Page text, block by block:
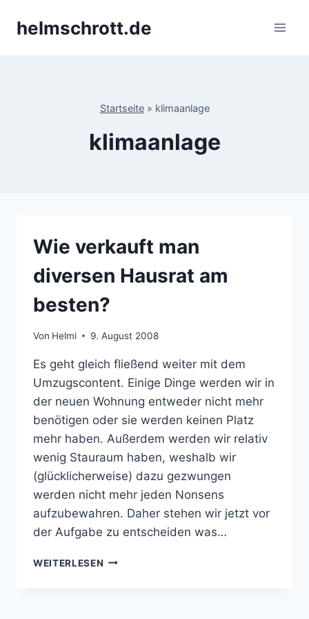
Inhalthelmschrott.de
Startseite» klimaanlage
klimaanlage
Wie verkauft man
diversen Hausrat am
besten?
Von Helmi 9. August 2008
Es geht gleich fließend weiter mit dem
Umzugscontent. Einige Dinge werden wir in
der neuen Wohnung entweder nicht mehr
benötigen oder sie werden keinen Platz
mehr haben. Außerdem werden wir relativ
wenig Stauraum haben, weshalb wir
(glücklicherweise) dazu gezwungen
werden nicht mehr jeden Nonsens
aufzubewahren. Daher stehen wir jetzt vor
der Aufgabe zu entscheiden was…
WEITERLESEN WIE